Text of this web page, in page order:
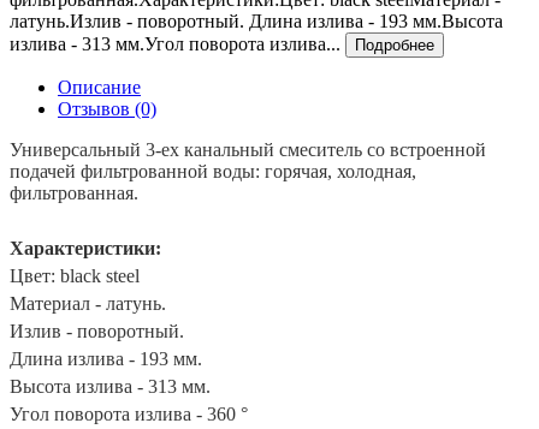
латунь.Излив - поворотный. Длина излива - 193 мм.Высота
излива - 313 мм.Угол поворота излива...
Подробнее
Описание
Отзывов (0)
Универсальный 3-ех канальный смеситель со встроенной
подачей фильтрованной воды: горячая, холодная,
фильтрованная.
Характеристики:
Цвет: black steel
Материал - латунь.
Излив - поворотный.
Длина излива - 193 мм.
Высота излива - 313 мм.
Угол поворота излива - 360 °